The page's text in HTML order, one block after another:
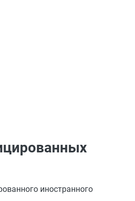
иностранного